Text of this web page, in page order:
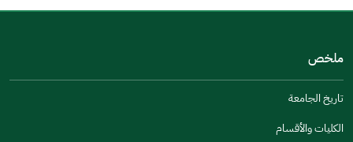
مكتوبة بشكل جيد
الإجابات كانت مرتبطة
تصميمه يجعله سهل القراءة
ملخص
تاريخ الجامعة
الكليات والأقسام